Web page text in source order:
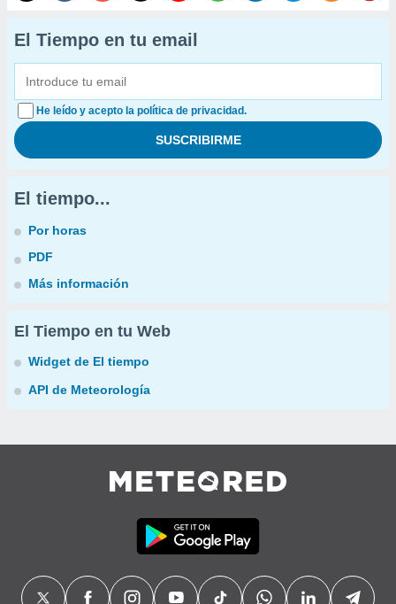
El Tiempo en tu email
He leído y acepto la política de privacidad.
El tiempo...
Por horas
PDF
Más información
El Tiempo en tu Web
Widget de El tiempo
API de Meteorología